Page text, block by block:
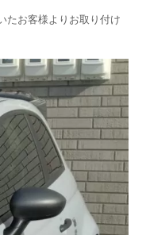
たお客様よりお取り付け